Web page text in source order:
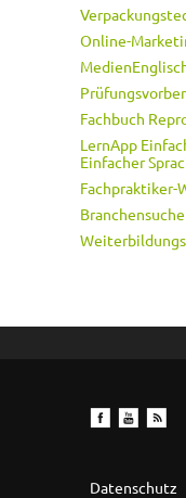
Online-
Fachbuch
LernApp
Einfacher
Fachpraktiker-
Branchensuche
Datenschutz